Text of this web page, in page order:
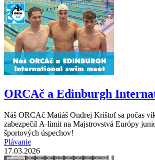
ORCAč a Edinburgh
Náš ORCAč Matiáš Ondrej Krištof sa počas
zabezpečil A-limit na Majstrovstvá Európy
športových úspechov!
Plávanie
17.03.2026